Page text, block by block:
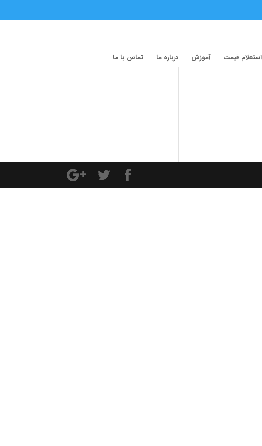
استعلام قیمت آموزش درباره ما تماس با ما